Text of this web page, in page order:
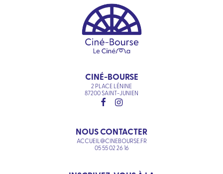
CINÉ-BOURSE
2 PLACE LÉNINE
87200 SAINT-JUNIEN
NOUS CONTACTER
ACCUEIL@CINEBOURSE.FR
05 55 02 26 16